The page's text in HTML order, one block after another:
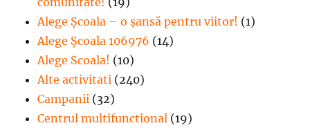
Alege Şcoala – o şansă pentru viitor! (1)
Alege Școala 106976 (14)
Alege Scoala! (10)
Alte activitati (240)
Campanii (32)
Centrul multifunctional (19)